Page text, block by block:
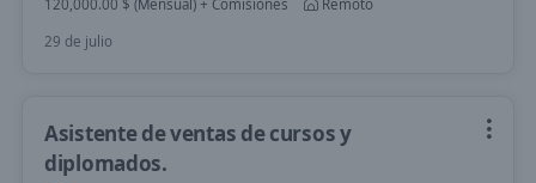
120,000.00 $ (Mensual) + Comisiones
Remoto
29 de julio
Asistente de ventas de cursos y
diplomados.